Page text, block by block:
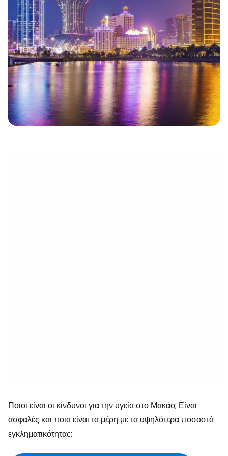
Ποιοι είναι οι κίνδυνοι για την υγεία στο Μακάο; Είναι
ασφαλές και ποια είναι τα μέρη με τα υψηλότερα ποσοστά
εγκληματικότητας;